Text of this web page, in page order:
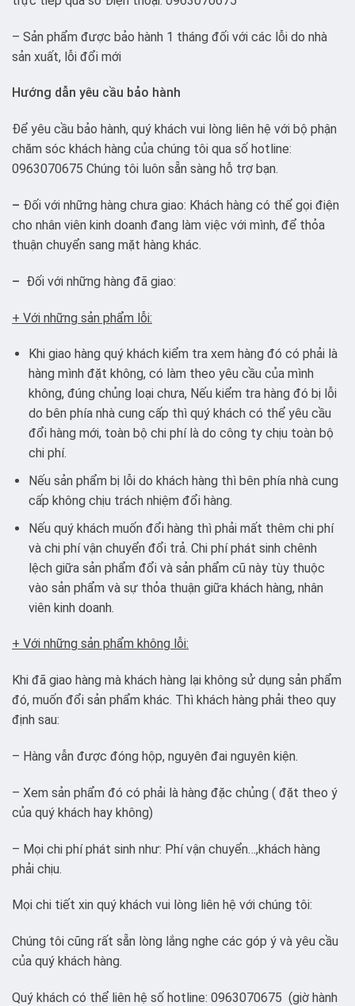
– Sản phẩm được bảo hành 1 tháng đối với các lỗi do nhà
sản xuất, lỗi đổi mới
Hướng dẫn yêu cầu bảo hành
Để yêu cầu bảo hành, quý khách vui lòng liên hệ với bộ phận
chăm sóc khách hàng của chúng tôi qua số hotline:
0963070675 Chúng tôi luôn sẵn sàng hỗ trợ bạn.
– Đối với những hàng chưa giao: Khách hàng có thể gọi điện
cho nhân viên kinh doanh đang làm việc với mình, để thỏa
thuận chuyển sang mặt hàng khác.
– Đối với những hàng đã giao:
+ Với những sản phẩm lỗi:
Khi giao hàng quý khách kiểm tra xem hàng đó có phải là
hàng mình đặt không, có làm theo yêu cầu của mình
không, đúng chủng loại chưa, Nếu kiểm tra hàng đó bị lỗi
do bên phía nhà cung cấp thì quý khách có thể yêu cầu
đổi hàng mới, toàn bộ chi phí là do công ty chịu toàn bộ
chi phí.
Nếu sản phẩm bị lỗi do khách hàng thì bên phía nhà cung
cấp không chịu trách nhiệm đổi hàng.
Nếu quý khách muốn đổi hàng thì phải mất thêm chi phí
và chi phí vận chuyển đổi trả. Chi phí phát sinh chênh
lệch giữa sản phẩm đổi và sản phẩm cũ này tùy thuộc
vào sản phẩm và sự thỏa thuận giữa khách hàng, nhân
viên kinh doanh.
+ Với những sản phẩm không lỗi:
Khi đã giao hàng mà khách hàng lại không sử dụng sản phẩm
đó, muốn đổi sản phẩm khác. Thì khách hàng phải theo quy
định sau:
– Hàng vẫn được đóng hộp, nguyên đai nguyên kiện.
– Xem sản phẩm đó có phải là hàng đặc chủng ( đặt theo ý
của quý khách hay không)
– Mọi chi phí phát sinh như: Phí vận chuyển…,khách hàng
phải chịu.
Mọi chi tiết xin quý khách vui lòng liên hệ với chúng tôi:
Chúng tôi cũng rất sẵn lòng lắng nghe các góp ý và yêu cầu
của quý khách hàng.
Quý khách có thể liên hệ số hotline: 0963070675 (giờ hành